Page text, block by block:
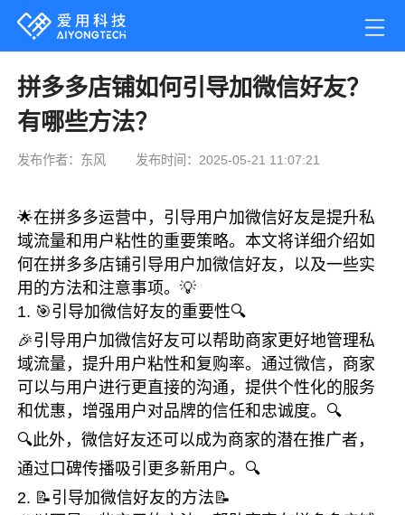
拼多多店铺如何引导加微信好友？
有哪些方法？
发布作者：东风 发布时间：2025-05-21 11:07:21
🌟在拼多多运营中，引导用户加微信好友是提升私
域流量和用户粘性的重要策略。本文将详细介绍如
何在拼多多店铺引导用户加微信好友，以及一些实
用的方法和注意事项。💡
1. 🎯引导加微信好友的重要性🔍
🎉引导用户加微信好友可以帮助商家更好地管理私
域流量，提升用户粘性和复购率。通过微信，商家
可以与用户进行更直接的沟通，提供个性化的服务
和优惠，增强用户对品牌的信任和忠诚度。🔍
🔍此外，微信好友还可以成为商家的潜在推广者，
通过口碑传播吸引更多新用户。🔍
2. 📝引导加微信好友的方法📝